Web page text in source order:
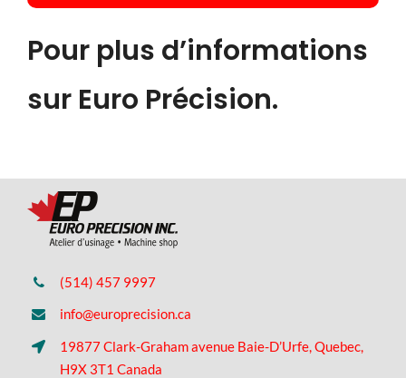
Pour plus d’informations
sur Euro Précision.
(514) 457 9997
info@europrecision.ca
19877 Clark-Graham avenue Baie-D’Urfe, Quebec,
H9X 3T1 Canada